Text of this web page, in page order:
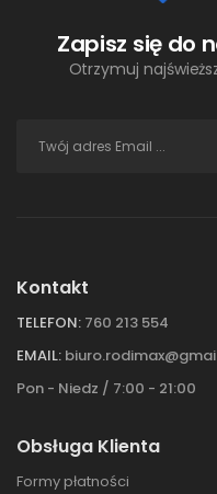
Zapisz się do
Otrzymuj
Kontakt
TELEFON: 760 213 554
EMAIL:
Pon - Niedz / 7:00 - 21:00
Obsługa Klienta
Formy płatności